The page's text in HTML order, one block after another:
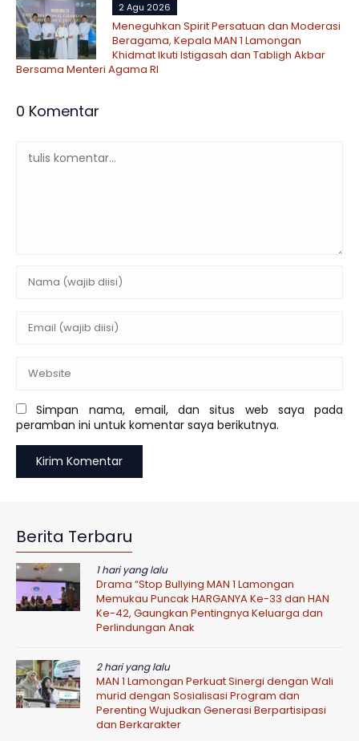
2 Agu 2026
Meneguhkan Spirit Persatuan dan Moderasi
Beragama, Kepala MAN 1 Lamongan
Khidmat Ikuti Istigasah dan Tabligh Akbar
Bersama Menteri Agama RI
0 Komentar
Simpan nama, email, dan situs web saya pada
peramban ini untuk komentar saya berikutnya.
Berita Terbaru
1 hari yang lalu
Drama “Stop Bullying MAN 1 Lamongan
Memukau Puncak HARGANYA Ke-33 dan HAN
Ke-42, Gaungkan Pentingnya Keluarga dan
Perlindungan Anak
2 hari yang lalu
MAN 1 Lamongan Perkuat Sinergi dengan Wali
murid dengan Sosialisasi Program dan
Perenting Wujudkan Generasi Berpartisipasi
dan Berkarakter